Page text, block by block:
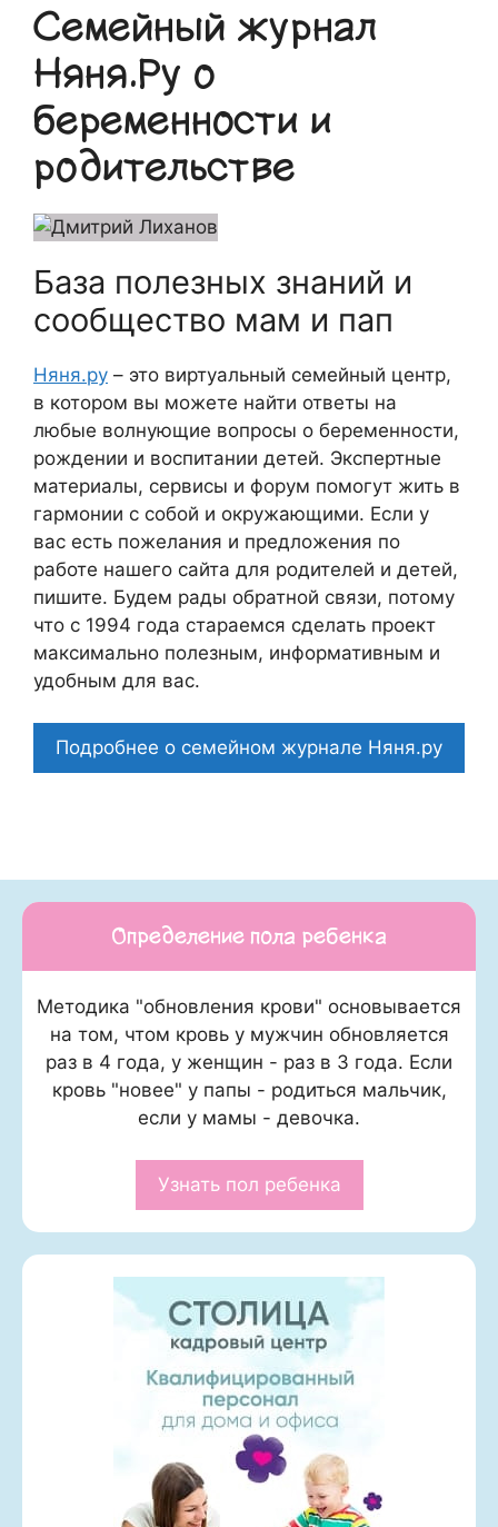
Семейный журнал
Няня.Ру о
беременности и
родительстве
База полезных знаний и
сообщество мам и пап
Няня.ру – это виртуальный семейный центр,
в котором вы можете найти ответы на
любые волнующие вопросы о беременности,
рождении и воспитании детей. Экспертные
материалы, сервисы и форум помогут жить в
гармонии с собой и окружающими. Если у
вас есть пожелания и предложения по
работе нашего сайта для родителей и детей,
пишите. Будем рады обратной связи, потому
что c 1994 года стараемся сделать проект
максимально полезным, информативным и
удобным для вас.
Подробнее о семейном журнале Няня.ру
Определение пола ребенка
Методика "обновления крови" основывается
на том, чтом кровь у мужчин обновляется
раз в 4 года, у женщин - раз в 3 года. Если
кровь "новее" у папы - родиться мальчик,
если у мамы - девочка.
Узнать пол ребенка